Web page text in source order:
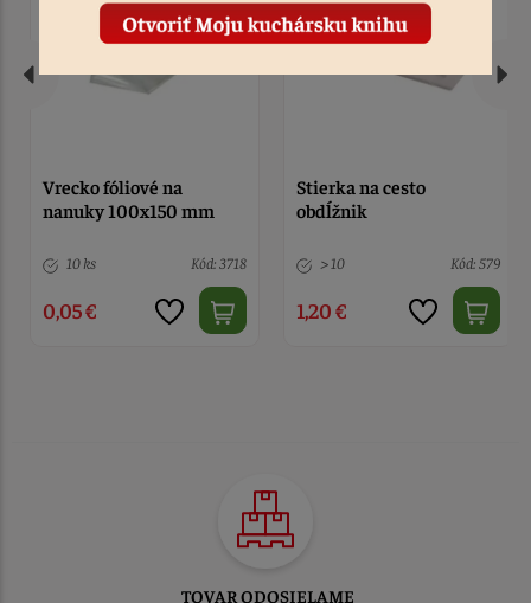
Vrecko fóliové na
nanuky 100x150 mm
10 ks Kód: 3718
0,05 €
Stierka na cesto
obdĺžnik
> 10 Kód: 579
1,20 €
TOVAR ODOSIELAME